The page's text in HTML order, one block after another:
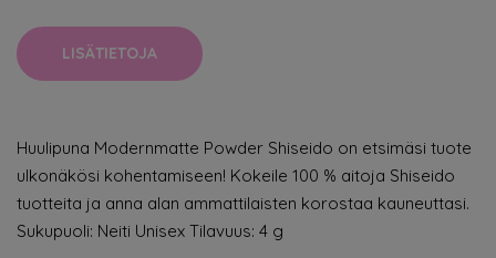
LISÄTIETOJA
Huulipuna Modernmatte Powder Shiseido on etsimäsi tuote
ulkonäkösi kohentamiseen! Kokeile 100 % aitoja Shiseido
tuotteita ja anna alan ammattilaisten korostaa kauneuttasi.
Sukupuoli: Neiti Unisex Tilavuus: 4 g